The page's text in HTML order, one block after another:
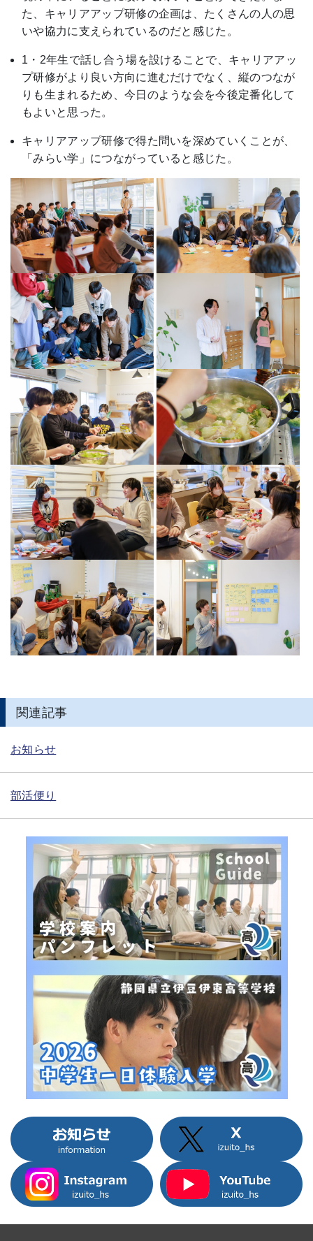
た、キャリアアップ研修の企画は、たくさんの人の思
いや協力に支えられているのだと感じた。
1・2年生で話し合う場を設けることで、キャリアアッ
プ研修がより良い方向に進むだけでなく、縦のつなが
りも生まれるため、今日のような会を今後定番化して
もよいと思った。
キャリアアップ研修で得た問いを深めていくことが、
「みらい学」につながっていると感じた。
関連記事
お知らせ
部活便り